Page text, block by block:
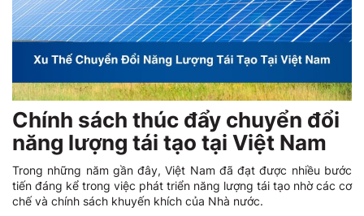
Chính sách thúc đẩy chuyển đổi
năng lượng tái tạo tại Việt Nam
Trong những năm gần đây, Việt Nam đã đạt được nhiều bước
tiến đáng kể trong việc phát triển năng lượng tái tạo nhờ các cơ
chế và chính sách khuyến khích của Nhà nước.